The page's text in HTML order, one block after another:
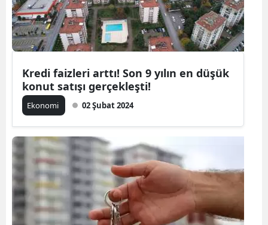
Kredi faizleri arttı! Son 9 yılın en düşük
konut satışı gerçekleşti!
Ekonomi 02 Şubat 2024